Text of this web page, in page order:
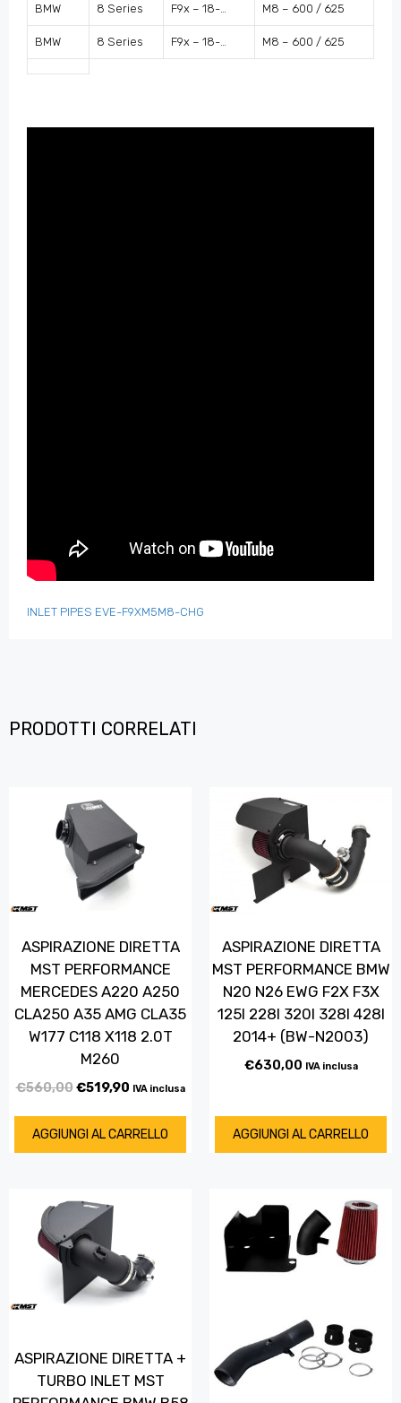
BMW 8 Series F9x – 18-… M8 – 600 / 625
BMW 8 Series F9x – 18-… M8 – 600 / 625
INLET PIPES EVE-F9XM5M8-CHG
PRODOTTI CORRELATI
ASPIRAZIONE DIRETTA
MST PERFORMANCE
MERCEDES A220 A250
CLA250 A35 AMG CLA35
W177 C118 X118 2.0T
M260
€560,00€519,90 IVA inclusa
AGGIUNGI AL CARRELLO
ASPIRAZIONE DIRETTA
MST PERFORMANCE BMW
N20 N26 EWG F2X F3X
125I 228I 320I 328I 428I
2014+ (BW-N2003)
€630,00 IVA inclusa
AGGIUNGI AL CARRELLO
ASPIRAZIONE DIRETTA +
TURBO INLET MST